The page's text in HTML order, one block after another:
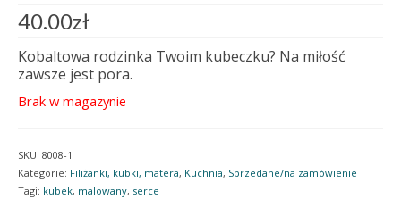
40.00zł
Kobaltowa rodzinka Twoim kubeczku? Na miłość
zawsze jest pora.
Brak w magazynie
SKU: 8008-1
Kategorie: Filiżanki, kubki, matera, Kuchnia, Sprzedane/na zamówienie
Tagi: kubek, malowany, serce